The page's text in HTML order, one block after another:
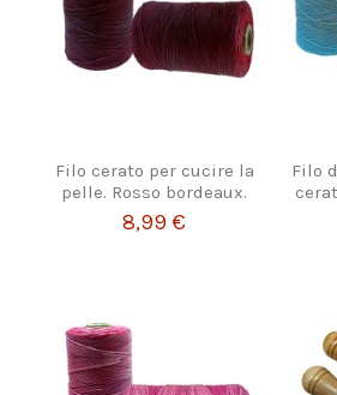
Filo cerato per cucire la
pelle. Rosso bordeaux.
8,99 €
Filo